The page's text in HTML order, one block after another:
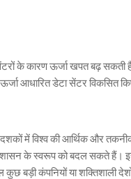
के कारण ऊर्जा खपत बढ़ सकती है।
आधारित डेटा सेंटर विकसित
दशकों में विश्व की आर्थिक और
शासन के स्वरूप को बदल सकते हैं।
कुछ बड़ी कंपनियों या शक्तिशाली